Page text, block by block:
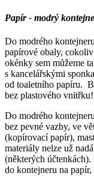
Papír - modrý
Do modrého kontejneru
papírové obaly,
okénky sem můžeme
s kancelářskými
od toaletního papíru.
bez plastového vnitřku!
Do modrého kontejneru
bez pevné vazby, ve
(kopírovací papír),
materiály nelze už
(některých
do kontejneru na